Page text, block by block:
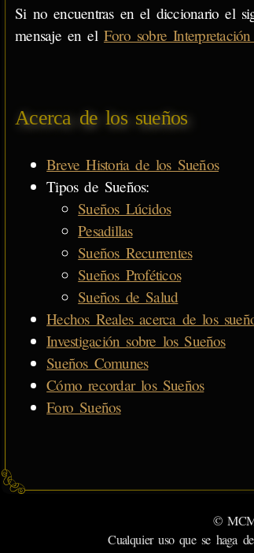
Si no encuentras en el diccionario el
mensaje en el Foro sobre
Acerca de los sueños
Breve Historia de los Sueños
Tipos de Sueños:
Sueños Lúcidos
Pesadillas
Sueños Recurrentes
Sueños Proféticos
Sueños de Salud
Hechos Reales acerca de los
Investigación sobre los Sueños
Sueños Comunes
Cómo recordar los Sueños
Foro Sueños
©
Cualquier uso que se haga